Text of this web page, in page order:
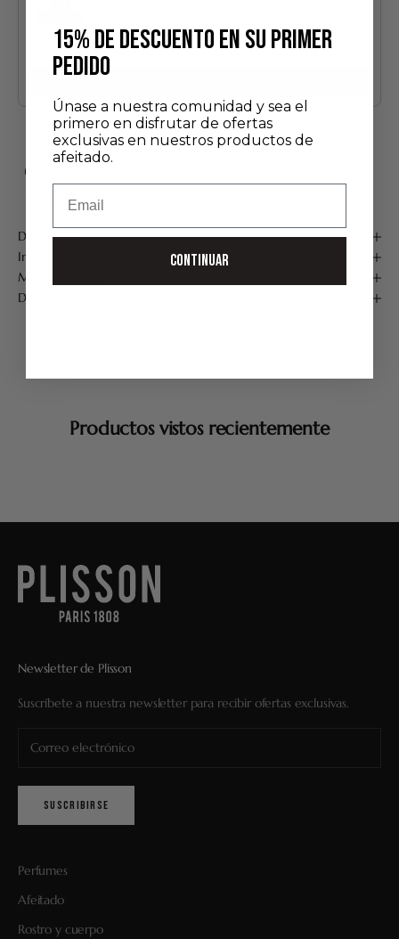
Edición Descubrimiento
24,00 €
Pago seguro
Descripción
Instrucciones de uso
Mantenimiento
Detalles del producto
Productos vistos recientemente
Newsletter de Plisson
Suscríbete a nuestra newsletter para recibir ofertas exclusivas.
SUSCRIBIRSE
Perfumes
Afeitado
Rostro y cuerpo
15% DE DESCUENTO EN SU PRIMER
PEDIDO
Únase a nuestra comunidad y sea el
primero en disfrutar de ofertas
exclusivas en nuestros productos de
afeitado.
CONTINUAR